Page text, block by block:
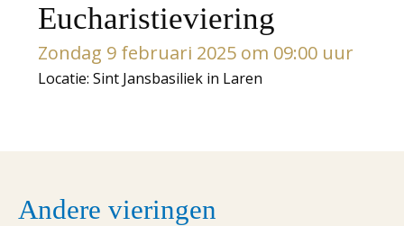
Eucharistieviering
Zondag 9 februari 2025 om 09:00 uur
Locatie: Sint Jansbasiliek in Laren
Andere vieringen